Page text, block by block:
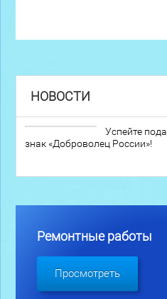
НОВОСТИ
Успейте
знак «Доброволец России»!
Ремонтные работы
Просмотреть